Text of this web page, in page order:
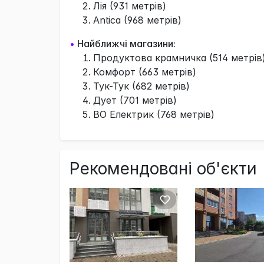
Лія (931 метрів)
Antica (968 метрів)
• Найближчі магазини:
Продуктова крамничка (514
Комфорт (663 метрів)
Тук-Тук (682 метрів)
Дует (701 метрів)
ВО Електрик (768 метрів)
Рекомендовані об'єкти